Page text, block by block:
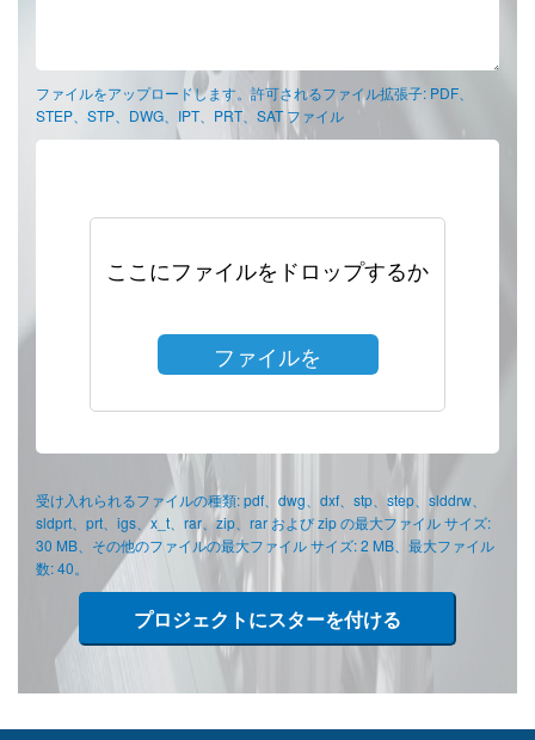
ファイルをアップロードします。許可されるファイル拡張子: PDF、
STEP、STP、DWG、IPT、PRT、SAT ファイル
ここにファイルをドロップするか
ファイルを
受け入れられるファイルの種類: pdf、dwg、dxf、stp、step、slddrw、
sldprt、prt、igs、x_t、rar、zip、rar および zip の最大ファイル サイズ:
30 MB、その他のファイルの最大ファイル サイズ: 2 MB、最大ファイル
数: 40。
プロジェクトにスターを付ける